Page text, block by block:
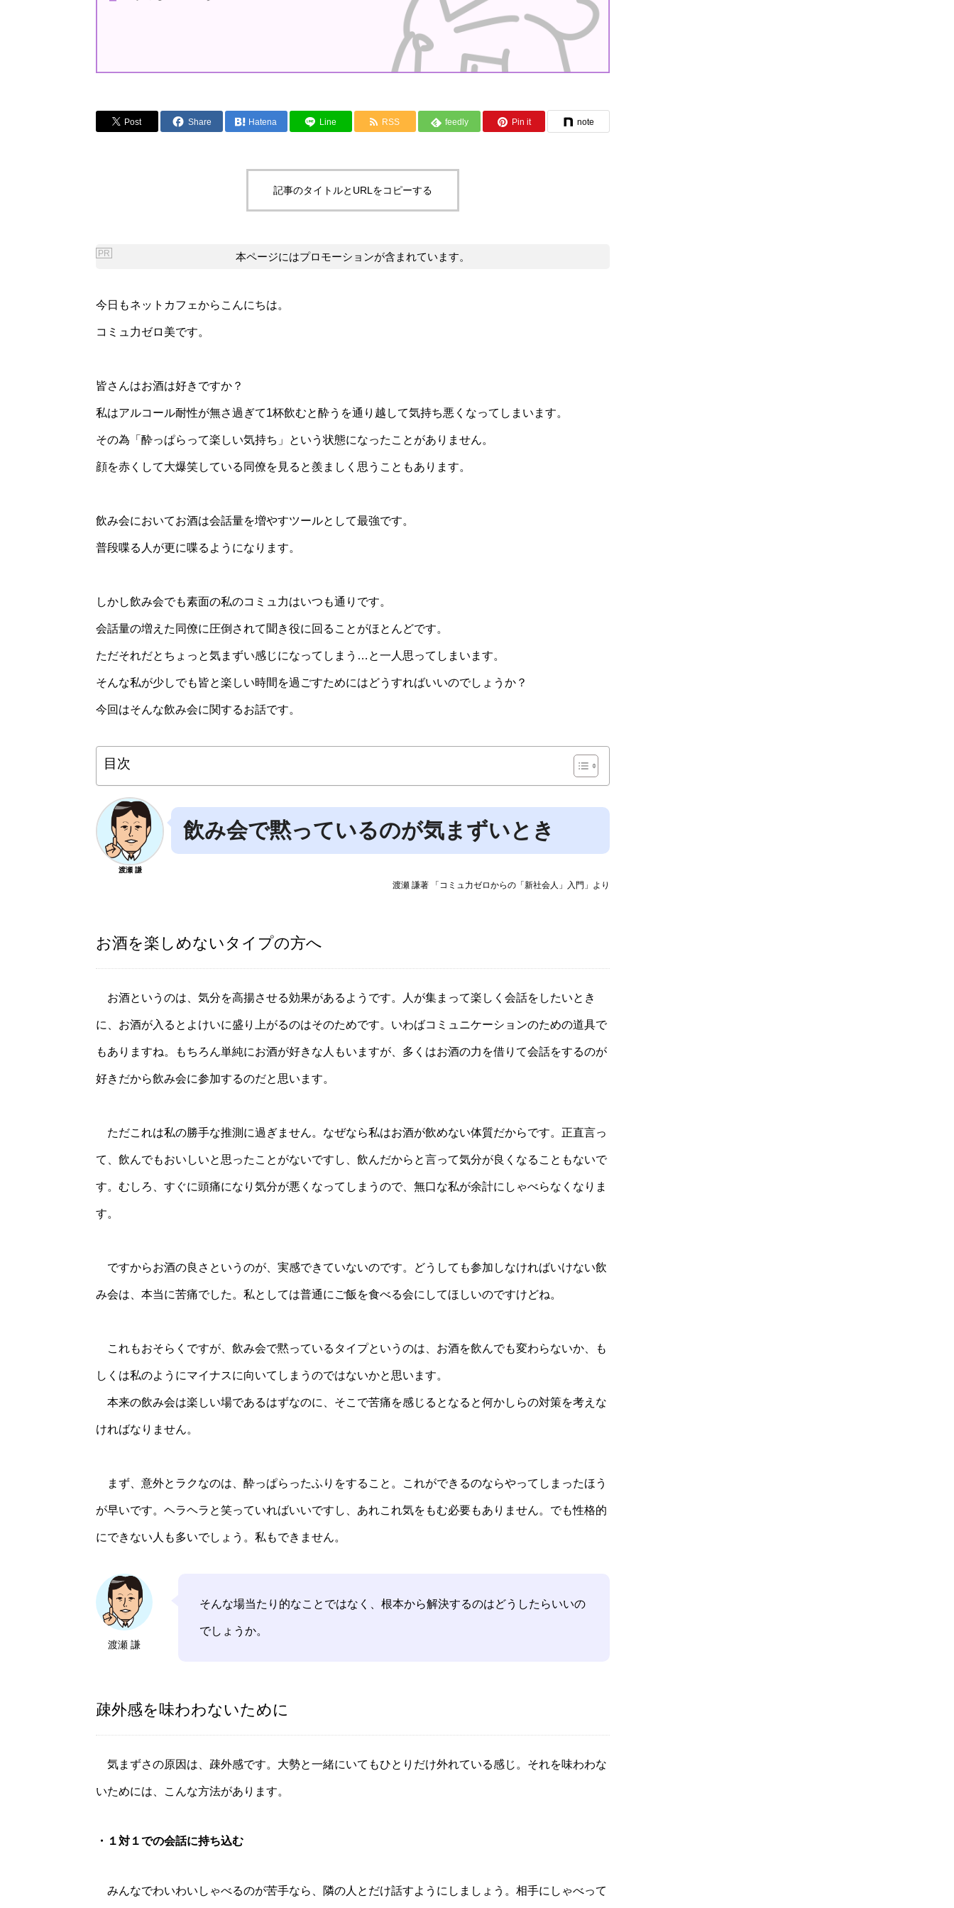
Post Share Hatena Line RSS feedly Pin it note
記事のタイトルとURLをコピーする
PR 本ページにはプロモーションが含まれています。
今日もネットカフェからこんにちは。
コミュ力ゼロ美です。
皆さんはお酒は好きですか？
私はアルコール耐性が無さ過ぎて1杯飲むと酔うを通り越して気持ち悪くなってしまいます。
その為「酔っぱらって楽しい気持ち」という状態になったことがありません。
顔を赤くして大爆笑している同僚を見ると羨ましく思うこともあります。
飲み会においてお酒は会話量を増やすツールとして最強です。
普段喋る人が更に喋るようになります。
しかし飲み会でも素面の私のコミュ力はいつも通りです。
会話量の増えた同僚に圧倒されて聞き役に回ることがほとんどです。
ただそれだとちょっと気まずい感じになってしまう…と一人思ってしまいます。
そんな私が少しでも皆と楽しい時間を過ごすためにはどうすればいいのでしょうか？
今回はそんな飲み会に関するお話です。
目次
渡瀬 謙
飲み会で黙っているのが気まずいとき
渡瀬 謙著 「コミュ力ゼロからの「新社会人」入門」より
お酒を楽しめないタイプの方へ
お酒というのは、気分を高揚させる効果があるようです。人が集まって楽しく会話をしたいとき
に、お酒が入るとよけいに盛り上がるのはそのためです。いわばコミュニケーションのための道具で
もありますね。もちろん単純にお酒が好きな人もいますが、多くはお酒の力を借りて会話をするのが
好きだから飲み会に参加するのだと思います。
ただこれは私の勝手な推測に過ぎません。なぜなら私はお酒が飲めない体質だからです。正直言っ
て、飲んでもおいしいと思ったことがないですし、飲んだからと言って気分が良くなることもないで
す。むしろ、すぐに頭痛になり気分が悪くなってしまうので、無口な私が余計にしゃべらなくなりま
す。
ですからお酒の良さというのが、実感できていないのです。どうしても参加しなければいけない飲
み会は、本当に苦痛でした。私としては普通にご飯を食べる会にしてほしいのですけどね。
これもおそらくですが、飲み会で黙っているタイプというのは、お酒を飲んでも変わらないか、も
しくは私のようにマイナスに向いてしまうのではないかと思います。
本来の飲み会は楽しい場であるはずなのに、そこで苦痛を感じるとなると何かしらの対策を考えな
ければなりません。
まず、意外とラクなのは、酔っぱらったふりをすること。これができるのならやってしまったほう
が早いです。ヘラヘラと笑っていればいいですし、あれこれ気をもむ必要もありません。でも性格的
にできない人も多いでしょう。私もできません。
渡瀬 謙
そんな場当たり的なことではなく、根本から解決するのはどうしたらいいの
でしょうか。
疎外感を味わわないために
気まずさの原因は、疎外感です。大勢と一緒にいてもひとりだけ外れている感じ。それを味わわな
いためには、こんな方法があります。
・１対１での会話に持ち込む
みんなでわいわいしゃべるのが苦手なら、隣の人とだけ話すようにしましょう。相手にしゃべって